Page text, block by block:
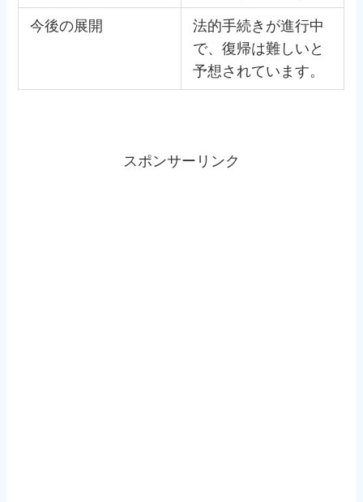
今後の展開
法的手続きが進行中
で、復帰は難しいと
予想されています。
スポンサーリンク